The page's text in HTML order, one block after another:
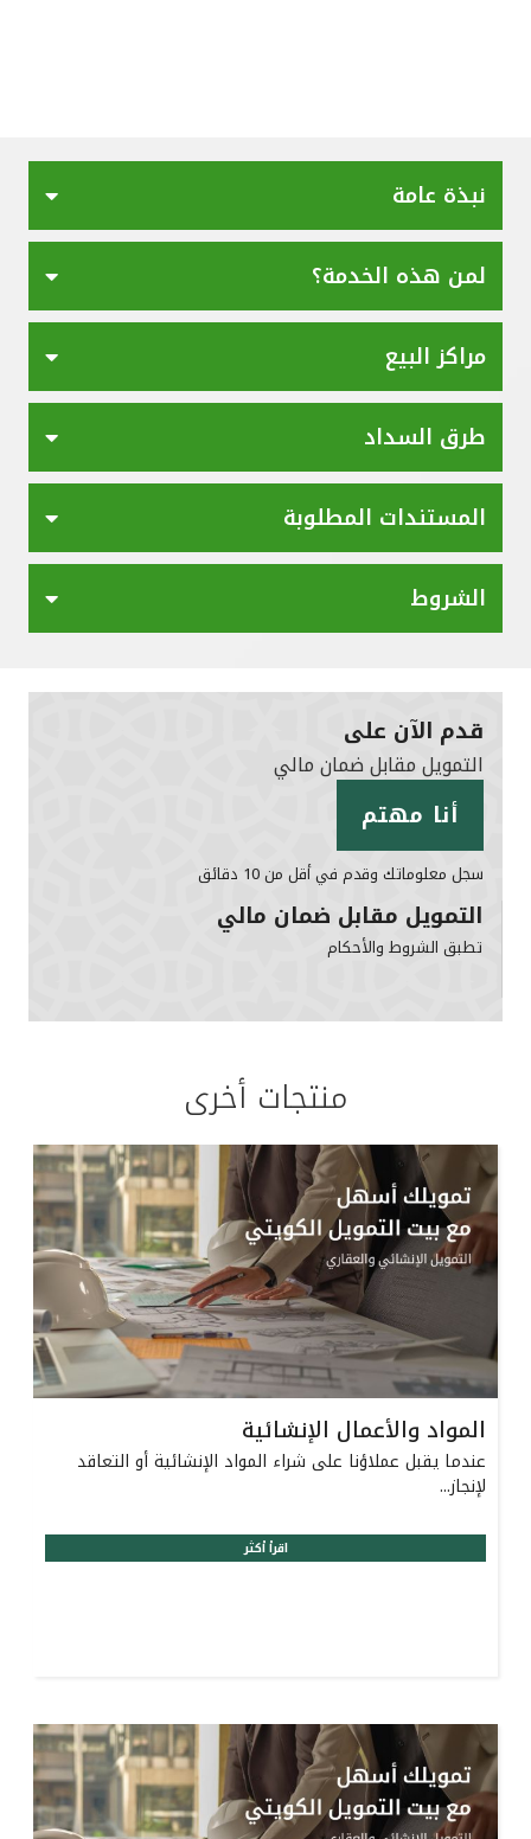
نبذة عامة
لمن هذه الخدمة؟
مراكز البيع
طرق السداد
المستندات المطلوبة
الشروط
قدم الآن على
التمويل مقابل ضمان مالي
سجل معلوماتك وقدم في أقل من 10 دقائق
أنا مهتم
التمويل مقابل ضمان مالي
تطبق الشروط والأحكام
منتجات أخرى
المواد والأعمال الإنشائية
عندما يقبل عملاؤنا على شراء المواد الإنشائية أو التعاقد
لإنجاز...
اقرأ أكثر